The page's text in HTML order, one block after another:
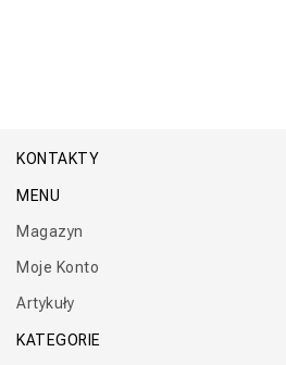
KONTAKTY
MENU
Magazyn
Moje Konto
Artykuły
KATEGORIE